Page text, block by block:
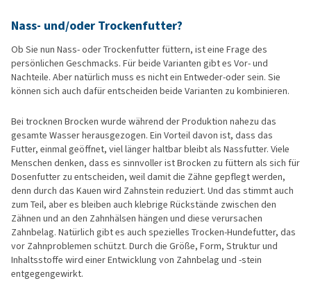
Nass- und/oder Trockenfutter?
Ob Sie nun Nass- oder Trockenfutter füttern, ist eine Frage des
persönlichen Geschmacks. Für beide Varianten gibt es Vor- und
Nachteile. Aber natürlich muss es nicht ein Entweder-oder sein. Sie
können sich auch dafür entscheiden beide Varianten zu kombinieren.
Bei trocknen Brocken wurde während der Produktion nahezu das
gesamte Wasser herausgezogen. Ein Vorteil davon ist, dass das
Futter, einmal geöffnet, viel länger haltbar bleibt als Nassfutter. Viele
Menschen denken, dass es sinnvoller ist Brocken zu füttern als sich für
Dosenfutter zu entscheiden, weil damit die Zähne gepflegt werden,
denn durch das Kauen wird Zahnstein reduziert. Und das stimmt auch
zum Teil, aber es bleiben auch klebrige Rückstände zwischen den
Zähnen und an den Zahnhälsen hängen und diese verursachen
Zahnbelag. Natürlich gibt es auch spezielles Trocken-Hundefutter, das
vor Zahnproblemen schützt. Durch die Größe, Form, Struktur und
Inhaltsstoffe wird einer Entwicklung von Zahnbelag und -stein
entgegengewirkt.